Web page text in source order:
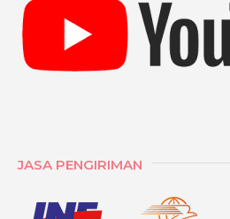
JASA PENGIRIMAN